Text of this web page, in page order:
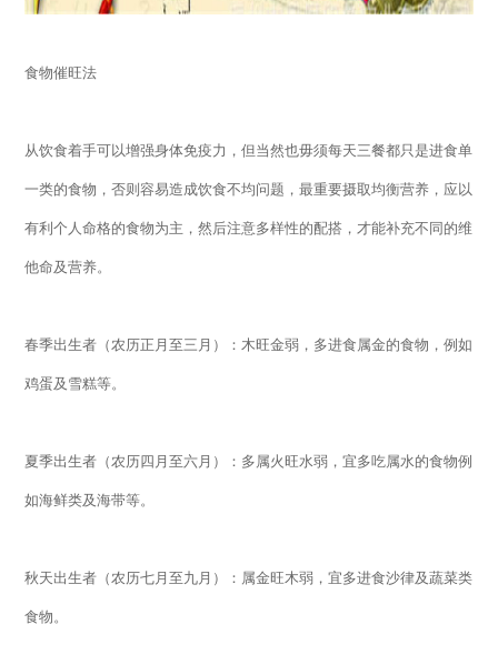
食物催旺法
从饮食着手可以增强身体免疫力，但当然也毋须每天三餐都只是进食单
一类的食物，否则容易造成饮食不均问题，最重要摄取均衡营养，应以
有利个人命格的食物为主，然后注意多样性的配搭，才能补充不同的维
他命及营养。
春季出生者（农历正月至三月）：木旺金弱，多进食属金的食物，例如
鸡蛋及雪糕等。
夏季出生者（农历四月至六月）：多属火旺水弱，宜多吃属水的食物例
如海鲜类及海带等。
秋天出生者（农历七月至九月）：属金旺木弱，宜多进食沙律及蔬菜类
食物。